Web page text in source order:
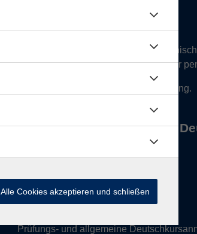
Öffnungszeiten:
9–12.30 Uhr
Mo–Do nachmittags:13.30–17 Uhr nur
Termine für Beratung nach Vereinbarung.
Öffnungszeiten des Büros
Mi9-12 Uhr
Do & Frgeschlossen
Prüfungs- und allgemeine
Alle Cookies akzeptieren und schließen